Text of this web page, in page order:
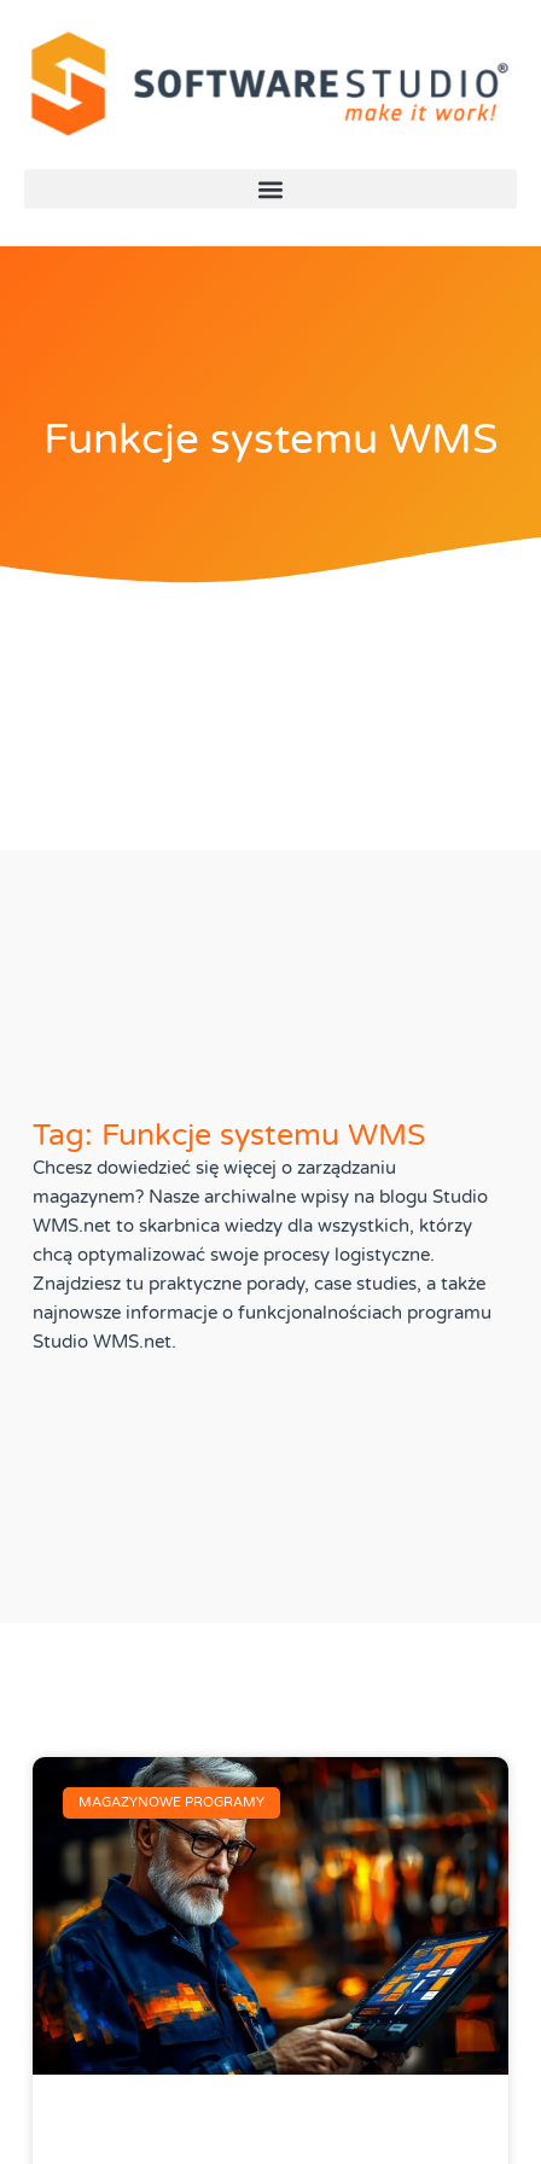
Funkcje systemu WMS
Tag: Funkcje systemu WMS
Chcesz dowiedzieć się więcej o zarządzaniu
magazynem? Nasze archiwalne wpisy na blogu Studio
WMS.net to skarbnica wiedzy dla wszystkich, którzy
chcą optymalizować swoje procesy logistyczne.
Znajdziesz tu praktyczne porady, case studies, a także
najnowsze informacje o funkcjonalnościach programu
Studio WMS.net.
MAGAZYNOWE PROGRAMY